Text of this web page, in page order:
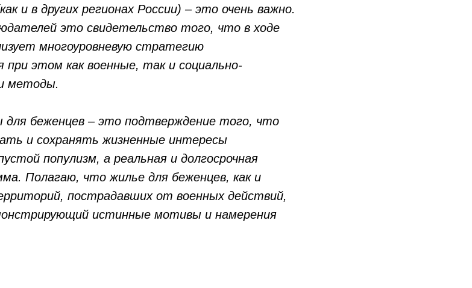
и в других регионах России) – это очень важно.
это свидетельство того, что в ходе
многоуровневую стратегию
при этом как военные, так и социально-
методы.
беженцев – это подтверждение того, что
и сохранять жизненные интересы
популизм, а реальная и долгосрочная
Полагаю, что жилье для беженцев, как и
пострадавших от военных действий,
истинные мотивы и намерения